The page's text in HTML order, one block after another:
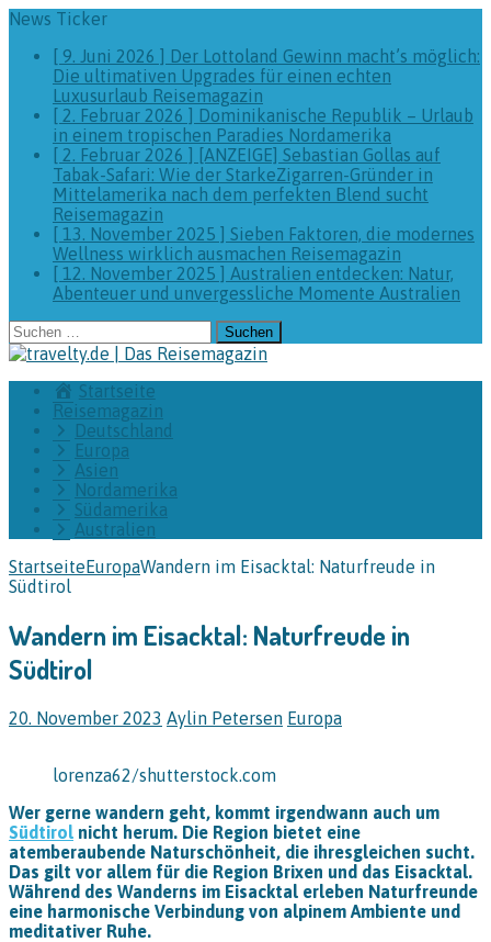
News Ticker
[ 9. Juni 2026 ] Der Lottoland Gewinn macht’s möglich:
Die ultimativen Upgrades für einen echten
Luxusurlaub Reisemagazin
[ 2. Februar 2026 ] Dominikanische Republik – Urlaub
in einem tropischen Paradies Nordamerika
[ 2. Februar 2026 ] [ANZEIGE] Sebastian Gollas auf
Tabak-Safari: Wie der StarkeZigarren-Gründer in
Mittelamerika nach dem perfekten Blend sucht
Reisemagazin
[ 13. November 2025 ] Sieben Faktoren, die modernes
Wellness wirklich ausmachen Reisemagazin
[ 12. November 2025 ] Australien entdecken: Natur,
Abenteuer und unvergessliche Momente Australien
Suchen
nach:
Startseite
Reisemagazin
Deutschland
Europa
Asien
Nordamerika
Südamerika
Australien
StartseiteEuropaWandern im Eisacktal: Naturfreude in
Südtirol
Wandern im Eisacktal: Naturfreude in
Südtirol
20. November 2023 Aylin Petersen Europa
lorenza62/shutterstock.com
Wer gerne wandern geht, kommt irgendwann auch um
Südtirol nicht herum. Die Region bietet eine
atemberaubende Naturschönheit, die ihresgleichen sucht.
Das gilt vor allem für die Region Brixen und das Eisacktal.
Während des Wanderns im Eisacktal erleben Naturfreunde
eine harmonische Verbindung von alpinem Ambiente und
meditativer Ruhe.